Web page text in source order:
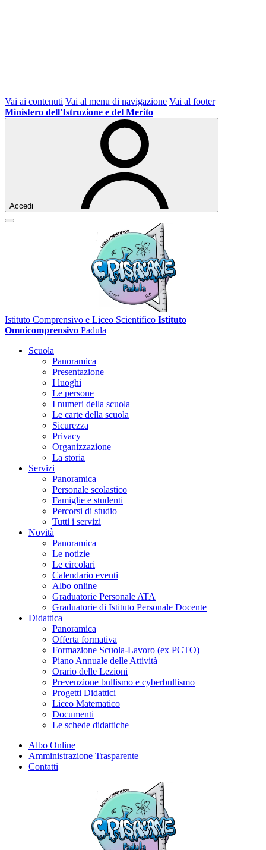
Vai ai contenuti Vai al menu di navigazione Vai al footer
Ministero dell'Istruzione e del Merito
Accedi
Istituto Comprensivo e Liceo Scientifico Istituto
Omnicomprensivo Padula
Scuola
Panoramica
Presentazione
I luoghi
Le persone
I numeri della scuola
Le carte della scuola
Sicurezza
Privacy
Organizzazione
La storia
Servizi
Panoramica
Personale scolastico
Famiglie e studenti
Percorsi di studio
Tutti i servizi
Novità
Panoramica
Le notizie
Le circolari
Calendario eventi
Albo online
Graduatorie Personale ATA
Graduatorie di Istituto Personale Docente
Didattica
Panoramica
Offerta formativa
Formazione Scuola-Lavoro (ex PCTO)
Piano Annuale delle Attività
Orario delle Lezioni
Prevenzione bullismo e cyberbullismo
Progetti Didattici
Liceo Matematico
Documenti
Le schede didattiche
Albo Online
Amministrazione Trasparente
Contatti